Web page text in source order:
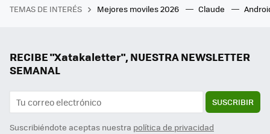
TEMAS DE INTERÉS Mejores moviles 2026 Claude
RECIBE "Xatakaletter", NUESTRA NEWSLETTER
SEMANAL
SUSCRIBIR
Suscribiéndote aceptas nuestra política de privacidad